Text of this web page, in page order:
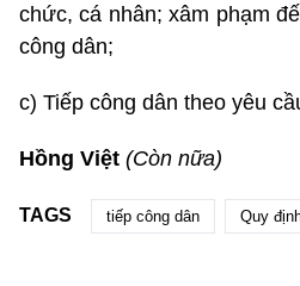
chức, cá nhân; xâm phạm
công dân;
c) Tiếp công dân theo yêu
Hồng Việt (Còn nữa)
TAGS tiếp công dân Quy